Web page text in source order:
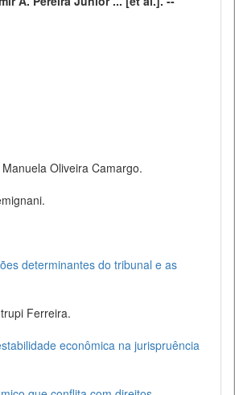
Oliveira Camargo.
determinantes do tribunal e as
Ferreira.
econômica na jurispruência